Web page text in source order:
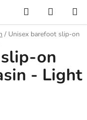
Hledat
KOŠÍK
/ Unisex barefoot slip-on
on
- Light